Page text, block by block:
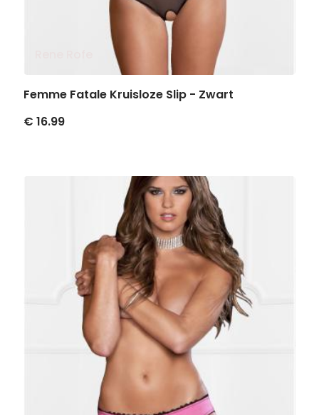
Femme Fatale Kruisloze Slip - Zwart
€ 16.99